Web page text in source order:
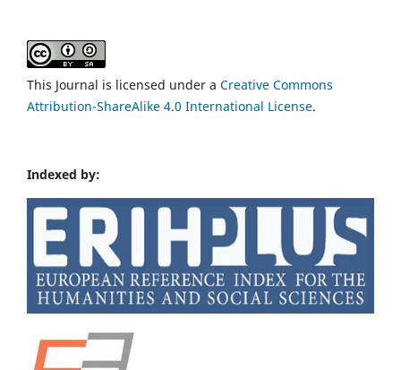
This Journal is licensed under a Creative Commons
Attribution-ShareAlike 4.0 International License.
Indexed by: